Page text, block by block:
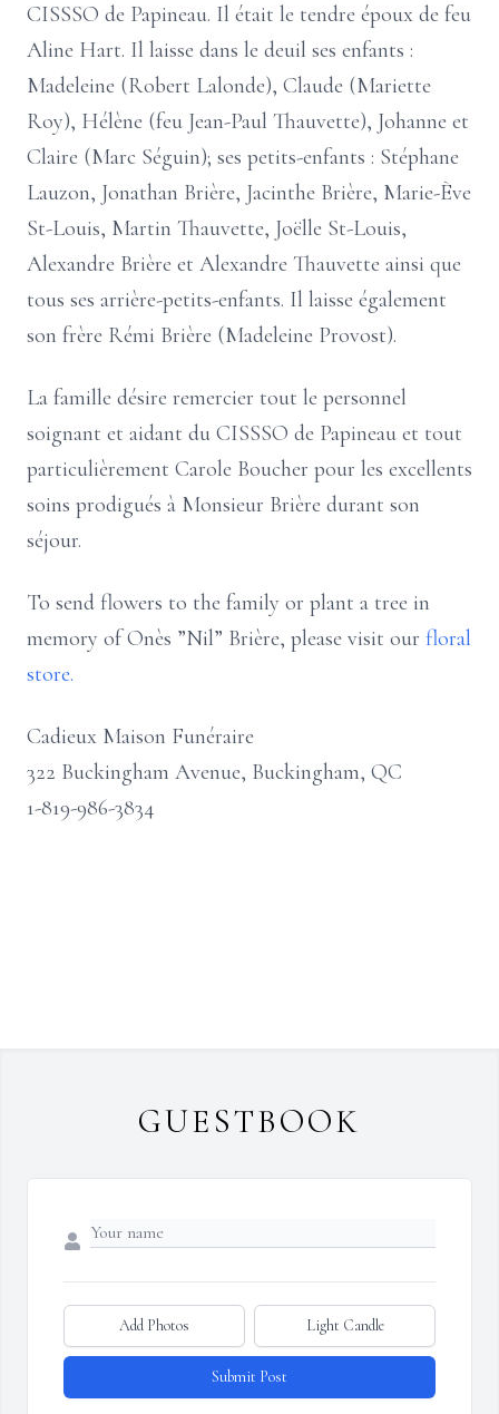
CISSSO de Papineau. Il était le tendre époux de feu
Aline Hart. Il laisse dans le deuil ses enfants :
Madeleine (Robert Lalonde), Claude (Mariette
Roy), Hélène (feu Jean-Paul Thauvette), Johanne et
Claire (Marc Séguin); ses petits-enfants : Stéphane
Lauzon, Jonathan Brière, Jacinthe Brière, Marie-Ève
St-Louis, Martin Thauvette, Joëlle St-Louis,
Alexandre Brière et Alexandre Thauvette ainsi que
tous ses arrière-petits-enfants. Il laisse également
son frère Rémi Brière (Madeleine Provost).
La famille désire remercier tout le personnel
soignant et aidant du CISSSO de Papineau et tout
particulièrement Carole Boucher pour les excellents
soins prodigués à Monsieur Brière durant son
séjour.
To send flowers to the family or plant a tree in
memory of Onès ”Nil” Brière, please visit our floral
store.
Cadieux Maison Funéraire
322 Buckingham Avenue, Buckingham, QC
1-819-986-3834
GUESTBOOK
Add Photos Light Candle
Submit Post